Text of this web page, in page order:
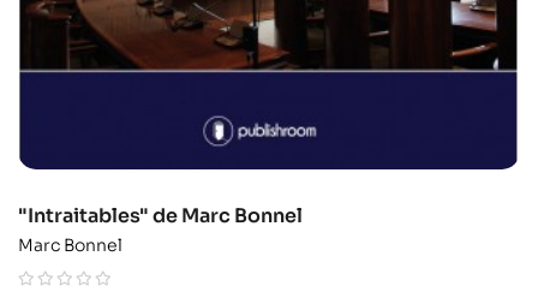
"Intraitables" de Marc Bonnel
Marc Bonnel